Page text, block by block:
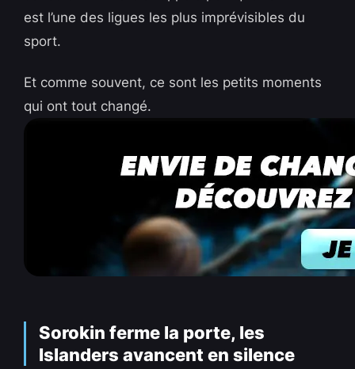
est l’une des ligues les plus imprévisibles du
sport.
Et comme souvent, ce sont les petits moments
qui ont tout changé.
Sorokin ferme la porte, les
Islanders avancent en silence